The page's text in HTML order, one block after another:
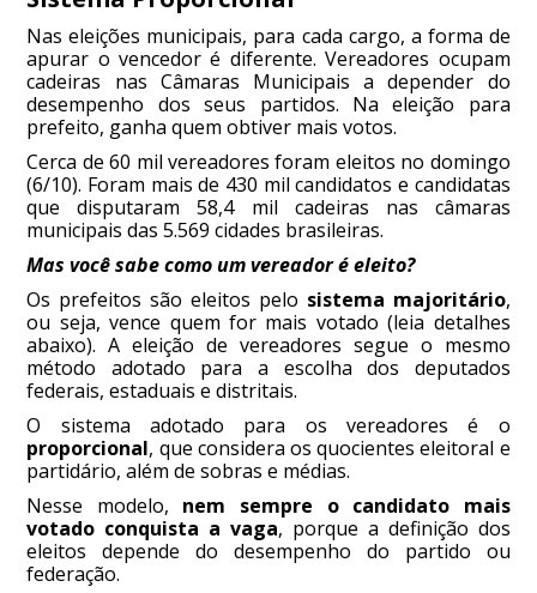
Nas eleições municipais, para cada cargo, a forma de
apurar o vencedor é diferente. Vereadores ocupam
cadeiras nas Câmaras Municipais a depender do
desempenho dos seus partidos. Na eleição para
prefeito, ganha quem obtiver mais votos.
Cerca de 60 mil vereadores foram eleitos no domingo
(6/10). Foram mais de 430 mil candidatos e candidatas
que disputaram 58,4 mil cadeiras nas câmaras
municipais das 5.569 cidades brasileiras.
Mas você sabe como um vereador é eleito?
Os prefeitos são eleitos pelo sistema majoritário,
ou seja, vence quem for mais votado (leia detalhes
abaixo). A eleição de vereadores segue o mesmo
método adotado para a escolha dos deputados
federais, estaduais e distritais.
O sistema adotado para os vereadores é o
proporcional, que considera os quocientes eleitoral e
partidário, além de sobras e médias.
Nesse modelo, nem sempre o candidato mais
votado conquista a vaga, porque a definição dos
eleitos depende do desempenho do partido ou
federação.